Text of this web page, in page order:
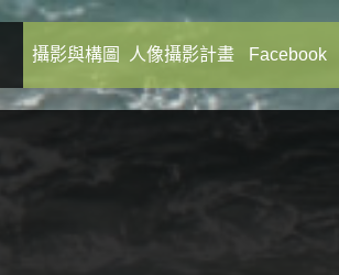
攝影與構圖 人像攝影計畫 Facebook